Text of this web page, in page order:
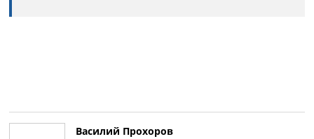
Василий Прохоров